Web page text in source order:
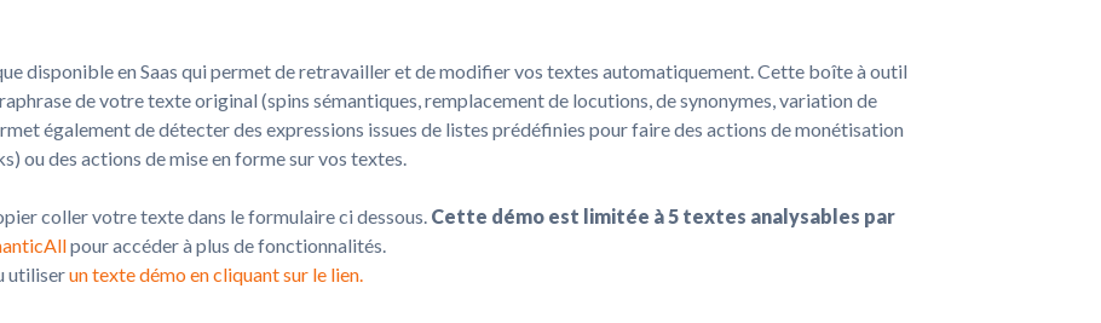
disponible en Saas qui permet de retravailler et de modifier vos textes automatiquement. Cette boîte à outil
de votre texte original (spins sémantiques, remplacement de locutions, de synonymes, variation de
également de détecter des expressions issues de listes prédéfinies pour faire des actions de monétisation
ou des actions de mise en forme sur vos textes.
coller votre texte dans le formulaire ci dessous. Cette démo est limitée à 5 textes analysables par
pour accéder à plus de fonctionnalités.
utiliserun texte démo en cliquant sur le lien.